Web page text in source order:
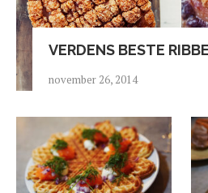
VERDENS BESTE RIBBE
november 26, 2014